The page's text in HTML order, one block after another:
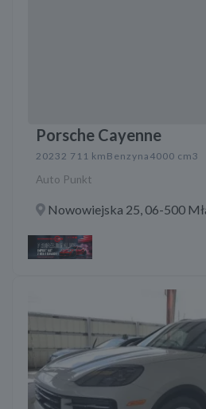
Porsche Cayenne
20232 711 km Benzyna 4000 cm3
Auto Punkt
Nowowiejska 25, 06-500